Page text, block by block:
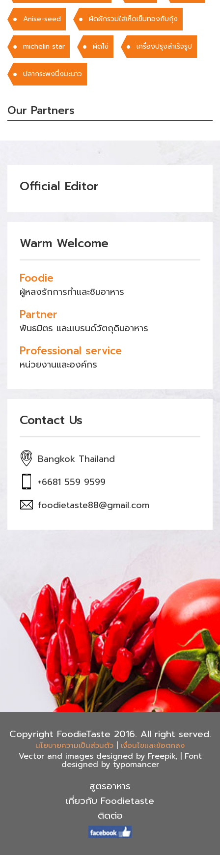
Anise-seed ผัดผักรวมใส่เห็ดเข็มทองกับกุ้ง
michelin star ผัดไข่ เครื่องปรุงสำเร็จรูป
ปลากระพงนึ่งมะนาว
Our Partners
Official Editor
Warm Welcome
Foodie
ผู้หลงรักการทำและชิมอาหาร
Partner
พันธมิตร และแบรนด์วัตถุดิบอาหาร
Professional service
หน่วยงานและองค์กร
Contact Us
Bangkok Thailand
+6681 559 9599
foodietaste88@gmail.com
Copyright FoodieTaste 2016. All right served.
นโยบายความเป็นส่วนตัว เงื่อนไขและข้อตกลง
Vector and images designed by Freepik, | Font
designed by typomancer
สูตรอาหาร
เกี่ยวกับ Foodietaste
ติดต่อ